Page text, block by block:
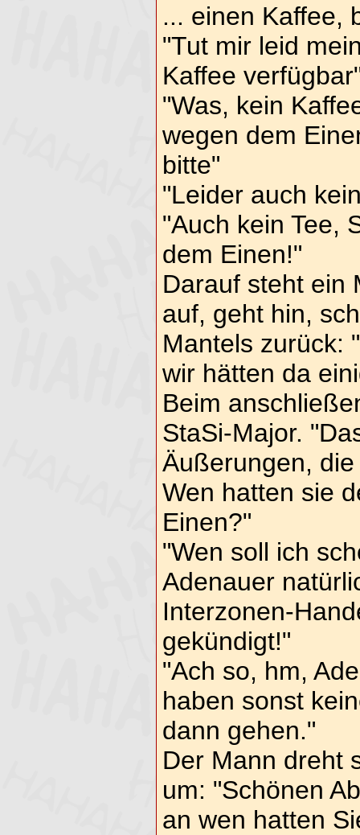
... einen Kaffee,
"Tut mir leid
Kaffee
"Was, kein
wegen dem
bitte"
"Leider auch
"Auch kein Tee,
dem Einen!"
Darauf steht ein
auf, geht hin,
Mantels zurück:
wir hätten da
Beim
StaSi-Major.
Äußerungen,
Wen hatten sie
Einen?"
"Wen soll ich
Adenauer
Interzonen-
gekündigt!"
"Ach so, hm,
haben sonst
dann gehen."
Der Mann dreht
um: "Schönen
an wen hatten